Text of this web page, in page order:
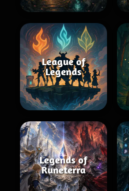
League of
Legends
Legends of
Runeterra